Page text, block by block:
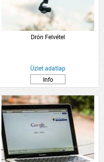
Drón Felvétel
Üzlet adatlap
Info